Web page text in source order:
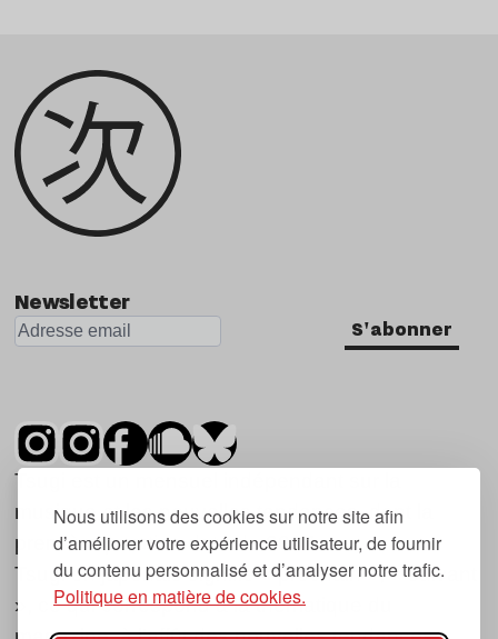
Nous utilisons des cookies sur notre site afin
d’améliorer votre expérience utilisateur, de fournir
du contenu personnalisé et d’analyser notre trafic.
Politique en matière de cookies.
Newsletter
S'abonner
Tsugi est un mensuel indépendant sur la
musique et les nouvelles tendances, dont la
première parution date de 2007.
Tsugi en japonais signifie « prochain », « suivant
», ce qui correspond à la thématique du